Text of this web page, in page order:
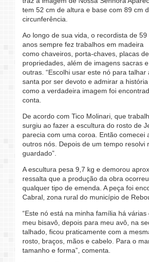
tem 52 cm de altura e base com 89 cm
circunferência.
Ao longo de sua vida, o recordista de 59
anos sempre fez trabalhos em madeira
como chaveiros, porta-chaves, placas de
propriedades, além de imagens sacras e
outras. “Escolhi usar este nó para talhar
santa por ser devoto e admirar a
como a verdadeira imagem foi
conta.
De acordo com Tico Molinari, que
surgiu ao fazer a escultura do rosto de
parecia com uma coroa. Então comecei
outros nós. Depois de um tempo
guardado”.
A escultura pesa 9,7 kg e demorou
ressalta que a produção da obra
qualquer tipo de emenda. A peça foi
Cabral, zona rural do município de
“Este nó está na minha família há
meu bisavô, depois para meu avô, na
talhado, ficou praticamente com a
rosto, braços, mãos e cabelo. Para o
tamanho e forma”, comenta.